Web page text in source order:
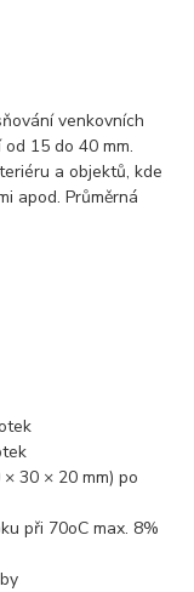
venkovních
15 do 40 mm.
a objektů, kde
apod. Průměrná
30 × 20 mm) po
při 70oC max. 8%